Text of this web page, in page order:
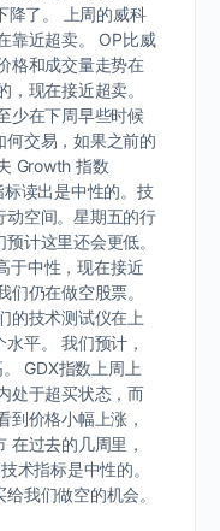
降了。 上周的威科
靠近超卖。 OP比威
格和成交量走势在
现在接近超卖。
少在下周早些时候
何交易，如果之前的
Growth 指数
标读出是中性的。技
动空间。星期五的行
计这里还会更低。
于中性，现在接近
仍在做空股票。
的技术测试仪在上
平。 我们预计，
GDX指数上周上
处于超买状态，而
到价格小幅上涨，
在过去的几周里，
术指标是中性的。
我们做空的机会。